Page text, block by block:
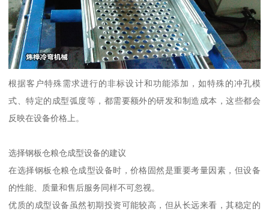
根据客户特殊需求进行的非标设计和功能添加，如特殊的冲孔模
式、特定的成型弧度等，都需要额外的研发和制造成本，这些都会
反映在设备价格上。
选择钢板仓粮仓成型设备的建议
在选择钢板仓粮仓成型设备时，价格固然是重要考量因素，但设备
的性能、质量和售后服务同样不可忽视。
优质的成型设备虽然初期投资可能较高，但从长远来看，其稳定的